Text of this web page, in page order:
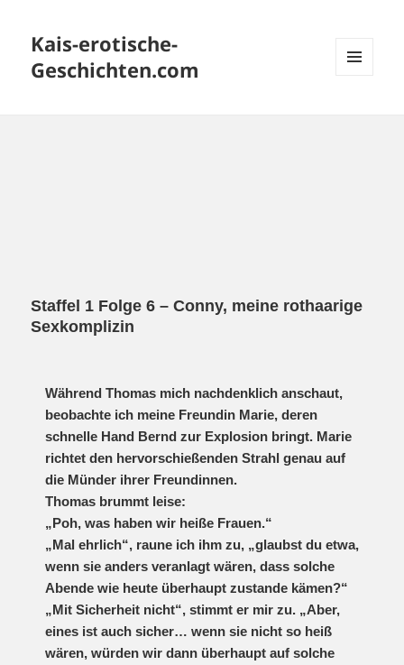
Kais-erotische-
Geschichten.com
Staffel 1 Folge 6 – Conny, meine rothaarige
Sexkomplizin
Während Thomas mich nachdenklich anschaut,
beobachte ich meine Freundin Marie, deren
schnelle Hand Bernd zur Explosion bringt. Marie
richtet den hervorschießenden Strahl genau auf
die Münder ihrer Freundinnen.
Thomas brummt leise:
„Poh, was haben wir heiße Frauen.“
„Mal ehrlich“, raune ich ihm zu, „glaubst du etwa,
wenn sie anders veranlagt wären, dass solche
Abende wie heute überhaupt zustande kämen?“
„Mit Sicherheit nicht“, stimmt er mir zu. „Aber,
eines ist auch sicher… wenn sie nicht so heiß
wären, würden wir dann überhaupt auf solche